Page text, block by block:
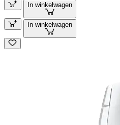
In winkelwagen
In winkelwagen